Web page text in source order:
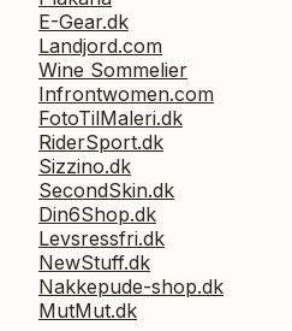
E-Gear.dk
Landjord.com
Wine Sommelier
Infrontwomen.com
FotoTilMaleri.dk
RiderSport.dk
Sizzino.dk
SecondSkin.dk
Din6Shop.dk
Levsressfri.dk
NewStuff.dk
Nakkepude-shop.dk
MutMut.dk